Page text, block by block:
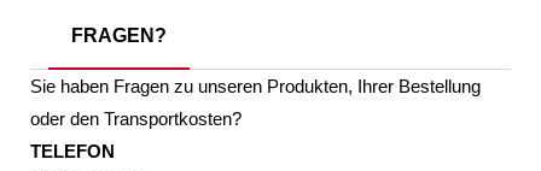
FRAGEN?
Sie haben Fragen zu unseren Produkten, Ihrer Bestellung
oder den Transportkosten?
TELEFON